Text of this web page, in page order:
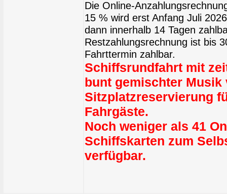
Die Online-
15 % wird erst Anfang Juli
dann innerhalb 14 Tagen
Restzahlungsrechnung ist bis
Fahrttermin zahlbar.
Schiffsrundfahrt mit
bunt gemischter Musik
Sitzplatzreservierung
Fahrgäste.
Noch weniger als 41
Schiffskarten zum
verfügbar.